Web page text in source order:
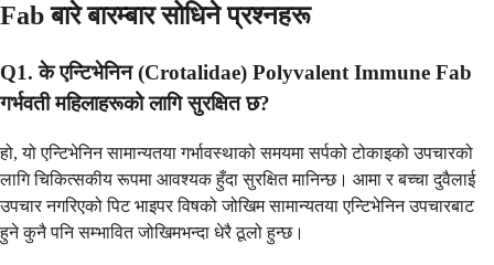
Fab बारे बारम्बार सोधिने प्रश्नहरू
Q1. के एन्टिभेनिन (Crotalidae) Polyvalent Immune Fab
गर्भवती महिलाहरूको लागि सुरक्षित छ?
हो, यो एन्टिभेनिन सामान्यतया गर्भावस्थाको समयमा सर्पको टोकाइको उपचारको
लागि चिकित्सकीय रूपमा आवश्यक हुँदा सुरक्षित मानिन्छ। आमा र बच्चा दुवैलाई
उपचार नगरिएको पिट भाइपर विषको जोखिम सामान्यतया एन्टिभेनिन उपचारबाट
हुने कुनै पनि सम्भावित जोखिमभन्दा धेरै ठूलो हुन्छ।